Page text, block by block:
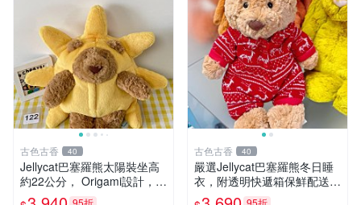
古色古香 40
Jellycat巴塞羅熊太陽裝坐高
約22公分， Origami設計，來
自越南。嚴選 Recommendat
古色古香 40
嚴選Jellycat巴塞羅熊冬日睡
衣，附透明快遞箱保鮮配送，
童趣可愛可收藏 巴塞羅熊 睡